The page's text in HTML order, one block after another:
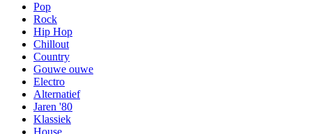
Pop
Rock
Hip Hop
Chillout
Country
Gouwe ouwe
Electro
Alternatief
Jaren '80
Klassiek